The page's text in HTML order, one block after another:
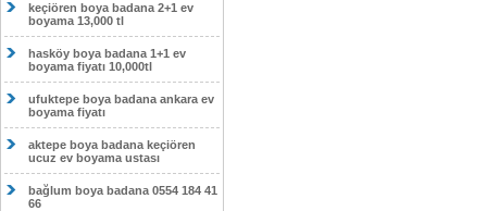
keçiören boya badana 2+1 ev
boyama 13,000 tl
hasköy boya badana 1+1 ev
boyama fiyatı 10,000tl
ufuktepe boya badana ankara ev
boyama fiyatı
aktepe boya badana keçiören
ucuz ev boyama ustası
bağlum boya badana 0554 184 41
66